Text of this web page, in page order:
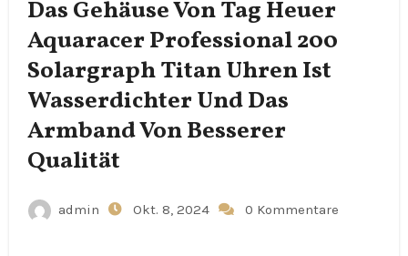
Das Gehäuse Von Tag Heuer
Aquaracer Professional 200
Solargraph Titan Uhren Ist
Wasserdichter Und Das
Armband Von Besserer
Qualität
admin Okt. 8, 2024 0 Kommentare